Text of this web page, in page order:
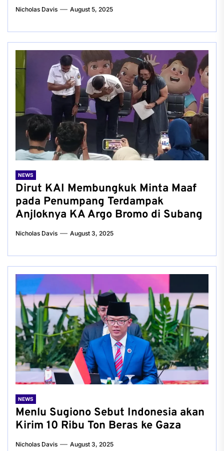
Nicholas Davis August 5, 2025
NEWS
Dirut KAI Membungkuk Minta Maaf
pada Penumpang Terdampak
Anjloknya KA Argo Bromo di Subang
Nicholas Davis August 3, 2025
NEWS
Menlu Sugiono Sebut Indonesia akan
Kirim 10 Ribu Ton Beras ke Gaza
Nicholas Davis August 3, 2025